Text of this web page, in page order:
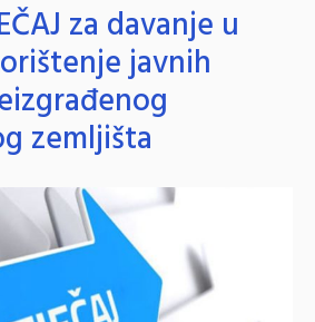
za davanje u
javnih
zemljišta